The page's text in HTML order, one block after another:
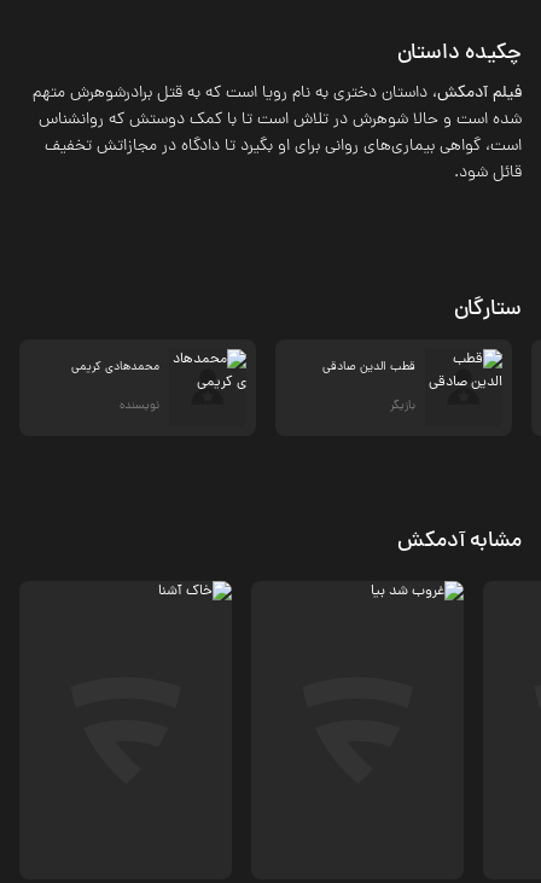
چکیده داستان
فیلم آدمکش، داستان دختری به نام رویا است که به قتل برادرشوهرش متهم
شده است و حالا شوهرش در تلاش است تا با کمک دوستش که روانشناس
است، گواهی بیماری‌های روانی برای او بگیرد تا دادگاه در مجازاتش تخفیف
قائل شود.
ستارگان
قطب الدين صادقی
بازیگر
محمدهادی کریمی
نویسنده
مشابه آدمکش